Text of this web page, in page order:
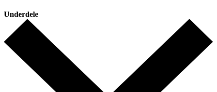
Underdele